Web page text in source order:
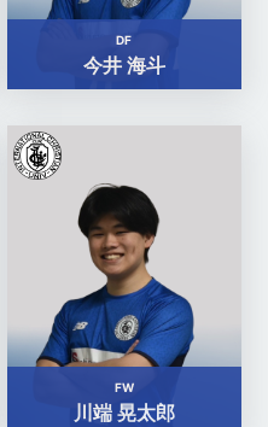
DF
今井 海斗
FW
川端 晃太郎